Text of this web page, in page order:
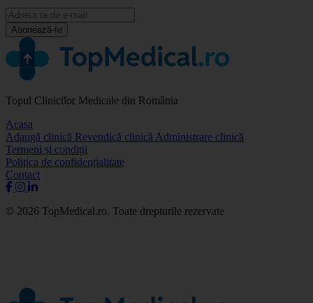
Abonează-te
Topul Clinicilor Medicale din România
Acasa
Adaugă clinică Revendică clinică Administrare clinică
Termeni și condiții
Politica de confidențialitate
Contact
© 2026 TopMedical.ro. Toate drepturile rezervate